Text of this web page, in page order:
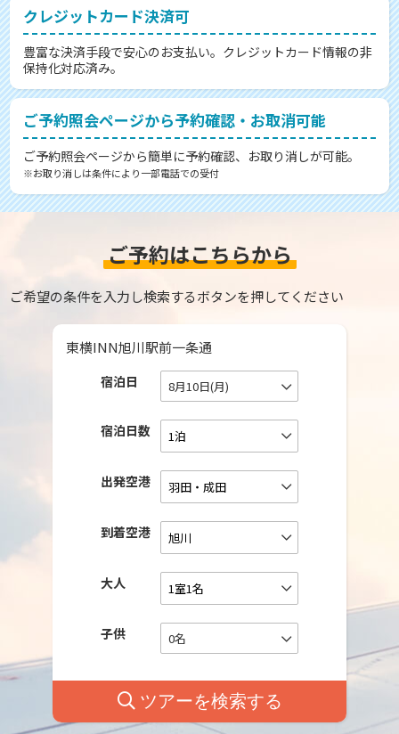
クレジットカード決済可
豊富な決済手段で安心のお支払い。クレジットカード情報の非
保持化対応済み。
ご予約照会ページから予約確認・お取消可能
ご予約照会ページから簡単に予約確認、お取り消しが可能。
※お取り消しは条件により一部電話での受付
ご予約はこちらから
ご希望の条件を入力し検索するボタンを押してください
東横INN旭川駅前一条通
宿泊日 8月10日(月)
宿泊日数
出発空港
到着空港
大人
子供 0名